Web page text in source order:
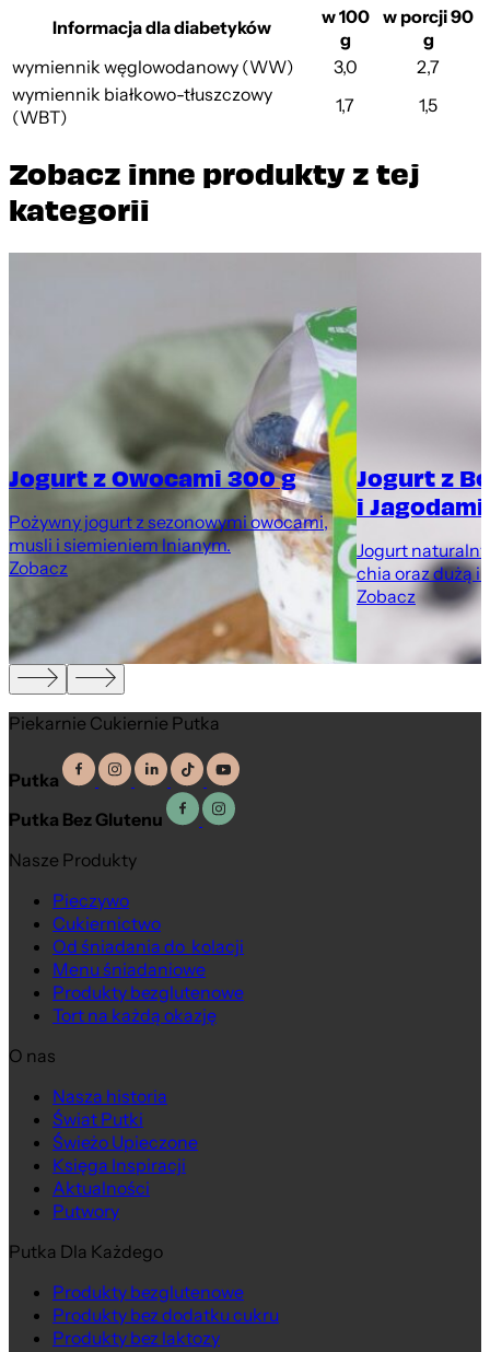
Informacja dla diabetyków
w 100
g
w porcji 90
g
wymiennik węglowodanowy (WW)
3,0
2,7
wymiennik białkowo-tłuszczowy
(WBT)
1,7 1,5
Zobacz inne produkty z tej
kategorii
Jogurt z Owocami 300 g
Pożywny jogurt z sezonowymi owocami,
musli i siemieniem lnianym.
Zobacz
Jogurt z
i
Jogurt
chia oraz dużą
Zobacz
Piekarnie Cukiernie Putka
Putka
Putka Bez Glutenu
Nasze Produkty
Pieczywo
Cukiernictwo
Od śniadania do kolacji
Menu śniadaniowe
Produkty bezglutenowe
Tort na każdą okazję
O nas
Nasza historia
Świat Putki
Świeżo Upieczone
Księga Inspiracji
Aktualności
Putwory
Putka Dla Każdego
Produkty bezglutenowe
Produkty bez dodatku cukru
Produkty bez laktozy